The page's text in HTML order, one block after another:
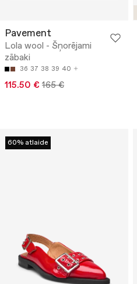
Pavement
Lola wool - Šņorējami
zābaki
36 37 38 39 40
115.50 € 165 €
60% atlaide